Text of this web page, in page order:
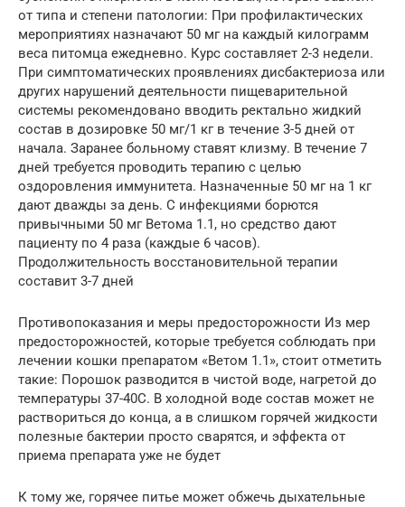
от типа и степени патологии: При профилактических
мероприятиях назначают 50 мг на каждый килограмм
веса питомца ежедневно. Курс составляет 2-3 недели.
При симптоматических проявлениях дисбактериоза или
других нарушений деятельности пищеварительной
системы рекомендовано вводить ректально жидкий
состав в дозировке 50 мг/1 кг в течение 3-5 дней от
начала. Заранее больному ставят клизму. В течение 7
дней требуется проводить терапию с целью
оздоровления иммунитета. Назначенные 50 мг на 1 кг
дают дважды за день. С инфекциями борются
привычными 50 мг Ветома 1.1, но средство дают
пациенту по 4 раза (каждые 6 часов).
Продолжительность восстановительной терапии
составит 3-7 дней
Противопоказания и меры предосторожности Из мер
предосторожностей, которые требуется соблюдать при
лечении кошки препаратом «Ветом 1.1», стоит отметить
такие: Порошок разводится в чистой воде, нагретой до
температуры 37-40C. В холодной воде состав может не
раствориться до конца, а в слишком горячей жидкости
полезные бактерии просто сварятся, и эффекта от
приема препарата уже не будет
К тому же, горячее питье может обжечь дыхательные